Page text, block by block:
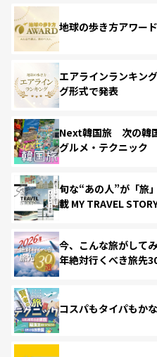
地球の歩き方アワー
エアラインランキン
グ形式で発表
Next韓国旅 次の韓
グルメ・テクニック
旬な“あの人”が「旅
載 MY TRAVEL
今、こんな旅がして
年絶対行くべき旅先
コスパもタイパもか